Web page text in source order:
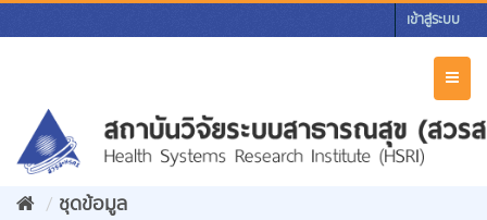
Skip
to
เข้าสู่ระบบ
ชุดข้อมูล